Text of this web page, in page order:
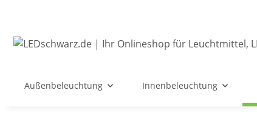
Außenbeleuchtung Innenbeleuchtung